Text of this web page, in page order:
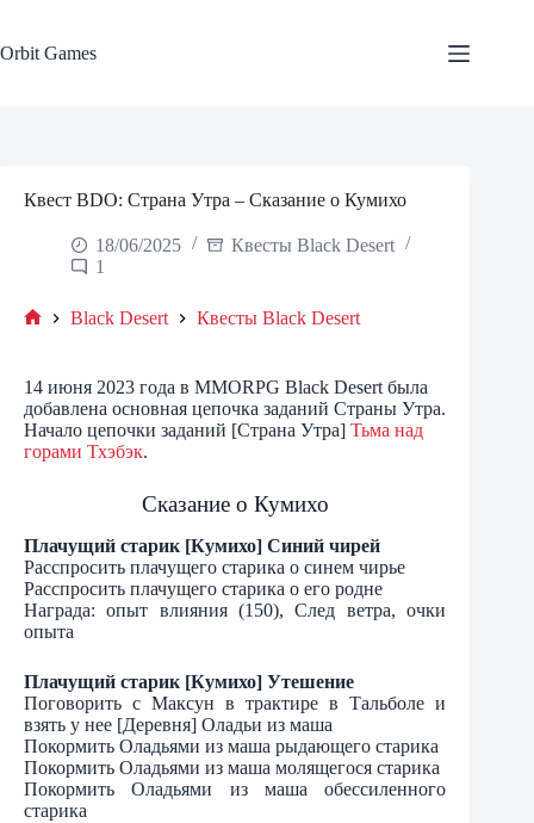
content
Orbit Games
Квест BDO: Страна Утра – Сказание о Кумихо
18/06/2025
Квесты Black Desert
1
Black Desert Квесты Black Desert
14 июня 2023 года в MMORPG Black Desert была
добавлена основная цепочка заданий Страны Утра.
Начало цепочки заданий [Страна Утра] Тьма над
горами Тхэбэк.
Сказание о Кумихо
Плачущий старик [Кумихо] Синий чирей
Расспросить плачущего старика о синем чирье
Расспросить плачущего старика о его родне
Награда: опыт влияния (150), След ветра, очки
опыта
Плачущий старик [Кумихо] Утешение
Поговорить с Максун в трактире в Тальболе и
взять у нее [Деревня] Оладьи из маша
Покормить Оладьями из маша рыдающего старика
Покормить Оладьями из маша молящегося старика
Покормить Оладьями из маша обессиленного
старика